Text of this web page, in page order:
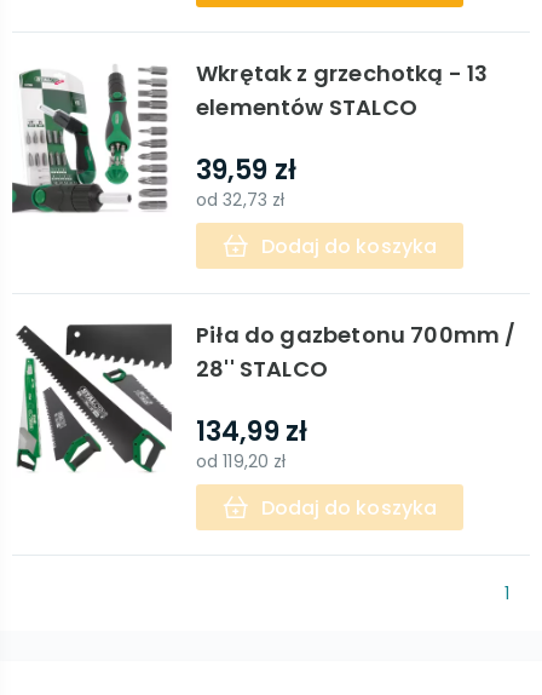
Wkrętak z grzechotką - 13
elementów STALCO
39,59 zł
od32,73 zł
Dodaj do koszyka
Piła do gazbetonu 700mm /
28'' STALCO
134,99 zł
od119,20 zł
Dodaj do koszyka
1